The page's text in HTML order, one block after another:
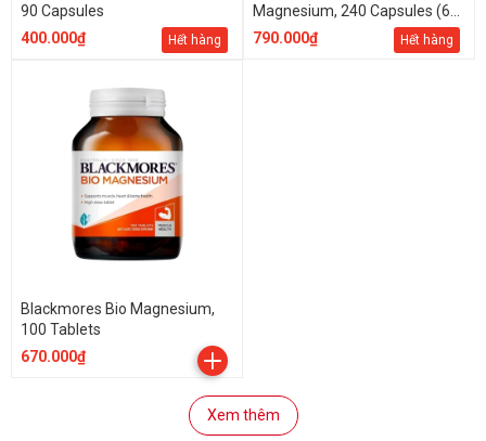
90 Capsules
400.000₫
Hết hàng
Magnesium, 240 Capsules (60
Servings)
790.000₫ Hết hàng
Blackmores Bio Magnesium,
100 Tablets
670.000₫
Xem thêm